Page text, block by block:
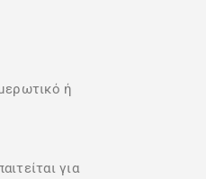
ή
για